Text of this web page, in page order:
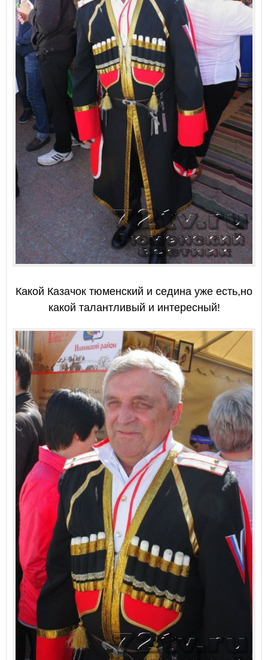
Какой Казачок тюменский и седина уже есть,но
какой талантливый и интересный!